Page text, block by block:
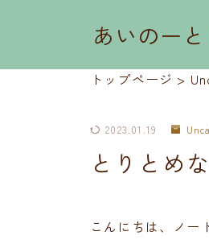
あいのー
トップページ >
2023.01.19
とりとめ
こんにちは、ノー